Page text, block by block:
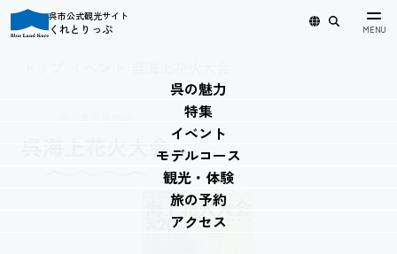
呉市公式観光サイト
くれとりっぷ
呉の魅力
特集
イベント
モデルコース
観光・体験
旅の予約
アクセス
呉海上花火大会